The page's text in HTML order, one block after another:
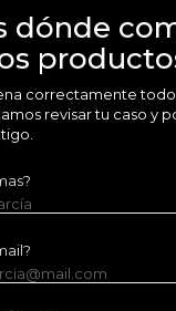
dónde
correctamente
revisar tu caso y